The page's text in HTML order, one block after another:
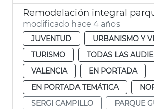
Remodelación integral
modificado hace 4 años
JUVENTUD
URBANISMO Y
TURISMO
TODAS LAS
VALENCIA
EN PORTADA
EN PORTADA TEMÁTICA
SERGI CAMPILLO
PARQUE